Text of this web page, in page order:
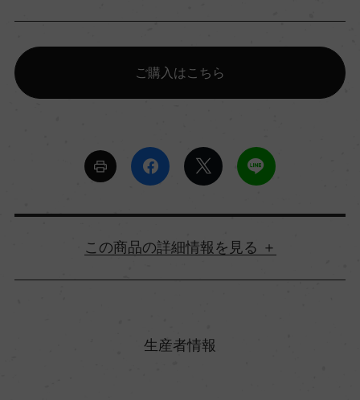
ご購入はこちら
詳細情報
生産者情報